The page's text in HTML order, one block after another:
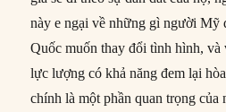
này e ngại về những gì người Mỹ
Quốc muốn thay đổi tình hình, và
lực lượng có khả năng đem lại
chính là một phần quan trọng của